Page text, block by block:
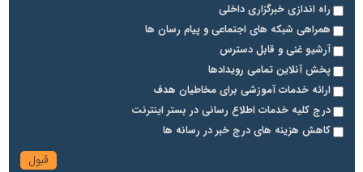
راه اندازی خبرگزاری داخلی
همراهی شبکه های اجتماعی و پیام رسان ها
آرشیو غنی و قابل دسترس
پخش آنلاین تمامی رویدادها
ارائه خدمات آموزشی برای مخاطیان هدف
درج کلیه خدمات اطلاع رسانی در بستر اینترنت
کاهش هزینه های درج خبر در رسانه ها